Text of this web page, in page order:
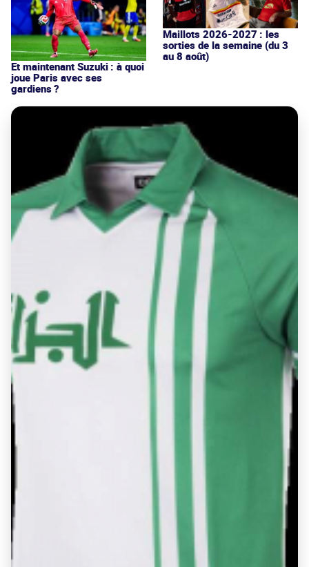
Et maintenant Suzuki : à quoi
joue Paris avec ses
gardiens ?
Maillots 2026-2027 : les
sorties de la semaine (du 3
au 8 août)